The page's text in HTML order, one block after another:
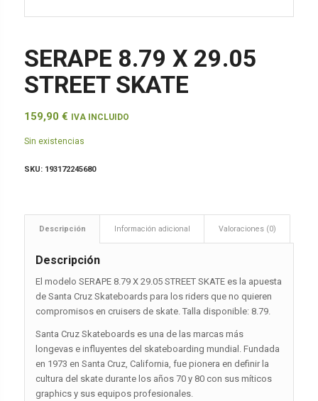
SERAPE 8.79 X 29.05
STREET SKATE
159,90 € IVA INCLUIDO
Sin existencias
SKU: 193172245680
Descripción Información adicional Valoraciones (0)
Descripción
El modelo SERAPE 8.79 X 29.05 STREET SKATE es la apuesta
de Santa Cruz Skateboards para los riders que no quieren
compromisos en cruisers de skate. Talla disponible: 8.79.
Santa Cruz Skateboards es una de las marcas más
longevas e influyentes del skateboarding mundial. Fundada
en 1973 en Santa Cruz, California, fue pionera en definir la
cultura del skate durante los años 70 y 80 con sus míticos
graphics y sus equipos profesionales.